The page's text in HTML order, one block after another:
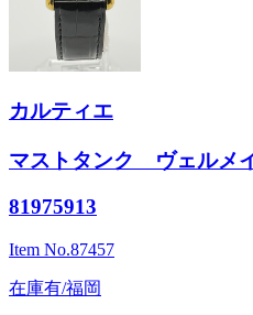
カルティエ
マストタンク ヴェルメ
81975913
Item No.87457
在庫有/福岡